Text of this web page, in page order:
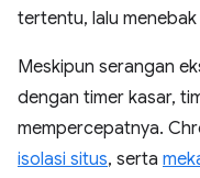
tertentu, lalu
Meskipun serangan
dengan timer kasar,
mempercepatnya.
isolasi situs, serta